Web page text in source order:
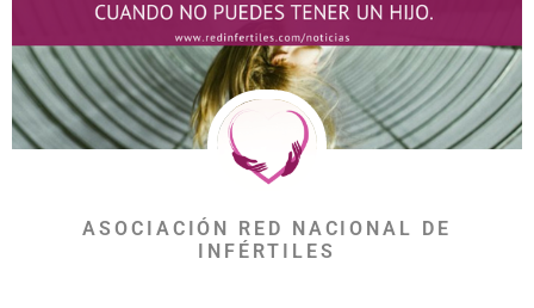
ASOCIACIÓN RED NACIONAL DE
INFÉRTILES